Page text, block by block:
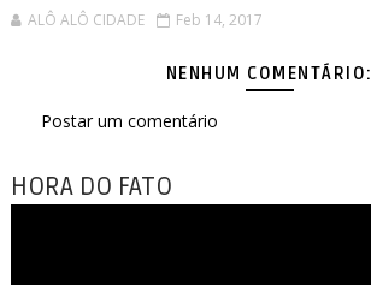
ALÔ ALÔ CIDADE Feb 14, 2017
NENHUM COMENTÁRIO:
Postar um comentário
HORA DO FATO